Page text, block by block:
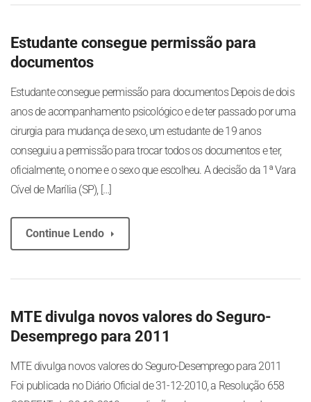
Estudante consegue permissão para
documentos
Estudante consegue permissão para documentos Depois de dois
anos de acompanhamento psicológico e de ter passado por uma
cirurgia para mudança de sexo, um estudante de 19 anos
conseguiu a permissão para trocar todos os documentos e ter,
oficialmente, o nome e o sexo que escolheu. A decisão da 1ª Vara
Cível de Marília (SP), […]
Continue Lendo
MTE divulga novos valores do Seguro-
Desemprego para 2011
MTE divulga novos valores do Seguro-Desemprego para 2011
Foi publicada no Diário Oficial de 31-12-2010, a Resolução 658